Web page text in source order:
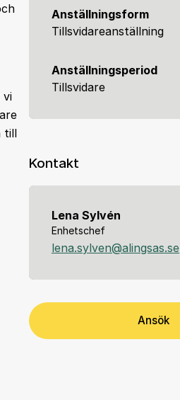
vi
till
Anställningsform
Tillsvidareanställning
Anställningsperiod
Tillsvidare
Kontakt
Lena Sylvén
Enhetschef
lena.sylven@alingsas.se
Ansök